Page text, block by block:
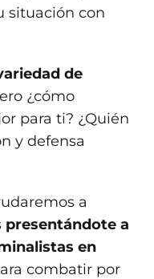
situación con
de
¿cómo
para ti? ¿Quién
y defensa
a
presentándote a
en
combatir por